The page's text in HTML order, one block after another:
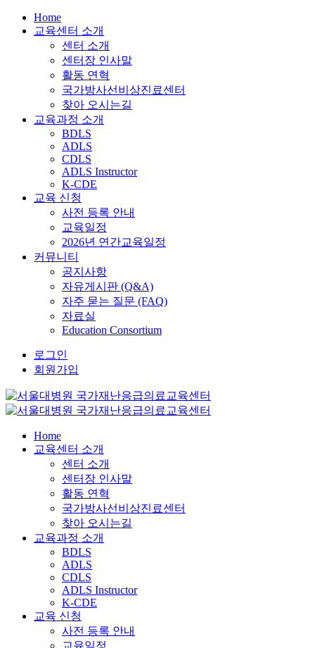
Home
교육센터 소개
센터 소개
센터장 인사말
활동 연혁
국가방사선비상진료센터
찾아 오시는길
교육과정 소개
BDLS
ADLS
CDLS
ADLS Instructor
K-CDE
교육 신청
사전 등록 안내
교육일정
2026년 연간교육일정
커뮤니티
공지사항
자유게시판 (Q&A)
자주 묻는 질문 (FAQ)
자료실
Education Consortium
로그인
회원가입
Home
교육센터 소개
센터 소개
센터장 인사말
활동 연혁
국가방사선비상진료센터
찾아 오시는길
교육과정 소개
BDLS
ADLS
CDLS
ADLS Instructor
K-CDE
교육 신청
사전 등록 안내
교육일정